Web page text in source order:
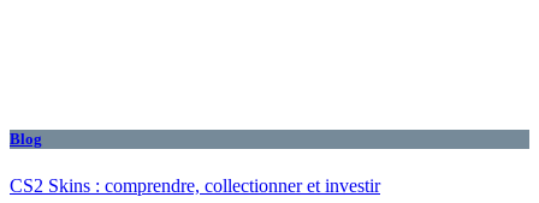
Blog
CS2 Skins : comprendre, collectionner et investir